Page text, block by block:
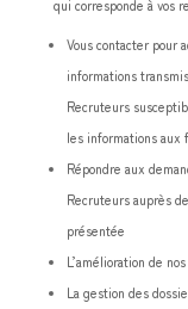
qui corresponde à vos
Vous contacter pour
informations
Recruteurs
les informations
Répondre aux
Recruteurs auprès
présentée
L’amélioration de
La gestion des